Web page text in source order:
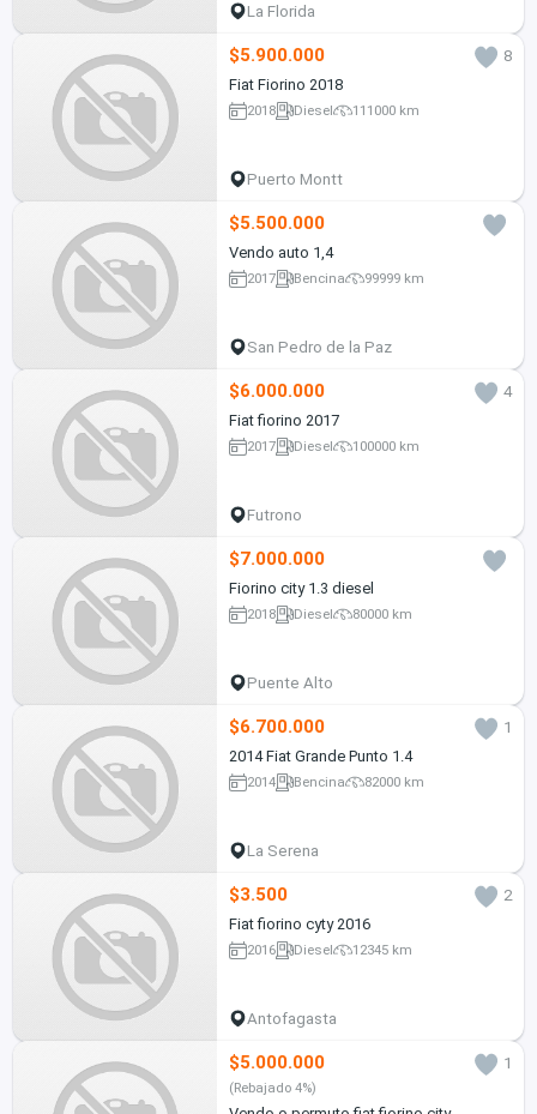
La Florida
$5.900.000
8
Fiat Fiorino 2018
2018 Diesel 111000 km
Puerto Montt
$5.500.000
Vendo auto 1,4
2017 Bencina 99999 km
San Pedro de la Paz
$6.000.000
4
Fiat fiorino 2017
2017 Diesel 100000 km
Futrono
$7.000.000
Fiorino city 1.3 diesel
2018 Diesel 80000 km
Puente Alto
$6.700.000
1
2014 Fiat Grande Punto 1.4
2014 Bencina 82000 km
La Serena
$3.500
2
Fiat fiorino cyty 2016
2016 Diesel 12345 km
Antofagasta
$5.000.000 1
(Rebajado 4%)